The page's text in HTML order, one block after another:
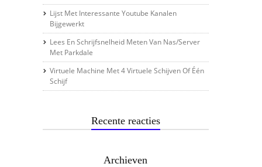
Lijst Met Interessante Youtube Kanalen
Bijgewerkt
Lees En Schrijfsnelheid Meten Van Nas/server
Met Parkdale
Virtuele Machine Met 4 Virtuele Schijven Of Één
Schijf
Recente reacties
Archieven